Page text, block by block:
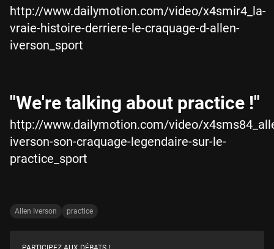
http://www.dailymotion.com/video/x4smir4_la-
vraie-histoire-derriere-le-craquage-d-allen-
iverson_sport
"We're talking about practice !"
http://www.dailymotion.com/video/
iverson-son-craquage-legendaire-sur-le-
practice_sport
Allen Iverson practice